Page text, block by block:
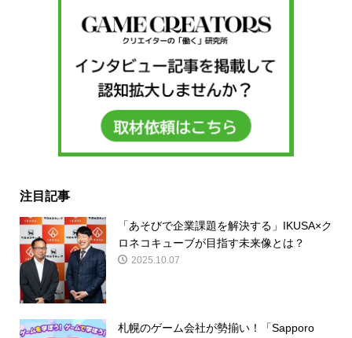
注目記事
「あそびで企業課題を解決する」IKUSA×ク
ロネコキューブが目指す未来像とは？
2025.10.07
札幌のゲーム会社が勢揃い！「Sapporo